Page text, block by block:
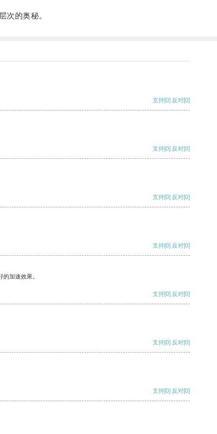
的奥秘。
支持[0] 反对[0]
支持[0] 反对[0]
支持[0] 反对[0]
支持[0] 反对[0]
加速效果。
支持[0] 反对[0]
支持[0] 反对[0]
支持[0] 反对[0]